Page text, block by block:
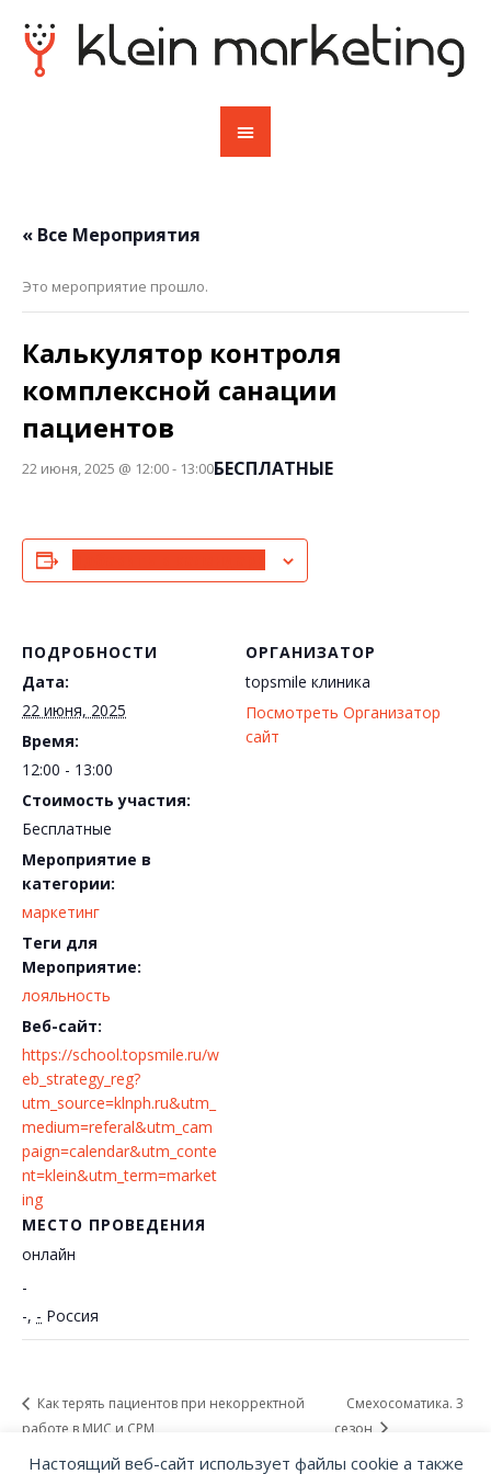
« Все Мероприятия
Это мероприятие прошло.
Калькулятор контроля
комплексной санации
пациентов
22 июня, 2025 @ 12:00- 13:00БЕСПЛАТНЫЕ
ПОДРОБНОСТИ
Дата:
22 июня, 2025
Время:
12:00 - 13:00
Стоимость участия:
Бесплатные
Мероприятие в
категории:
маркетинг
Теги для
Мероприятие:
лояльность
Веб-сайт:
https://school.topsmile.ru/w
eb_strategy_reg?
utm_source=klnph.ru&utm_
medium=referal&utm_cam
paign=calendar&utm_conte
nt=klein&utm_term=market
ing
МЕСТО ПРОВЕДЕНИЯ
онлайн
-
-, - Россия
ОРГАНИЗАТОР
topsmile клиника
Посмотреть Организатор
сайт
Как терять пациентов при некорректной
работе в МИС и СРМ
Смехосоматика. 3
сезон
Настоящий веб-сайт использует файлы cookie а также